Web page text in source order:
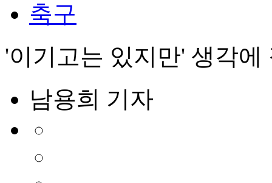
축구
'이기고는 있지만' 생각
남용희 기자